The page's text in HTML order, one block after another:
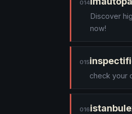
014
Discover
now!
015
check your
016